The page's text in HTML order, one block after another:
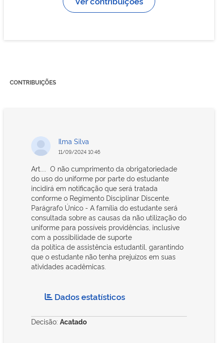
CONTRIBUIÇÕES
Ilma Silva
11/09/2024 10:46
Art.... O não cumprimento da obrigatoriedade
do uso do uniforme por parte do estudante
incidirá em notificação que será tratada
conforme o Regimento Disciplinar Discente.
Parágrafo Único - A família do estudante será
consultada sobre as causas da não utilização do
uniforme para possíveis providências, inclusive
com a possibilidade de suporte
da política de assistência estudantil, garantindo
que o estudante não tenha prejuízos em suas
atividades acadêmicas.
Dados estatísticos
Decisão: Acatado